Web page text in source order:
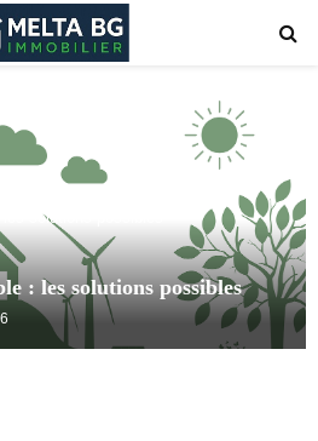
solutions possibles
: les solutions possibles